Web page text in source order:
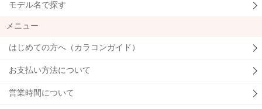
モデル名で探す
メニュー
はじめての方へ（カラコンガイド）
お支払い方法について
営業時間について